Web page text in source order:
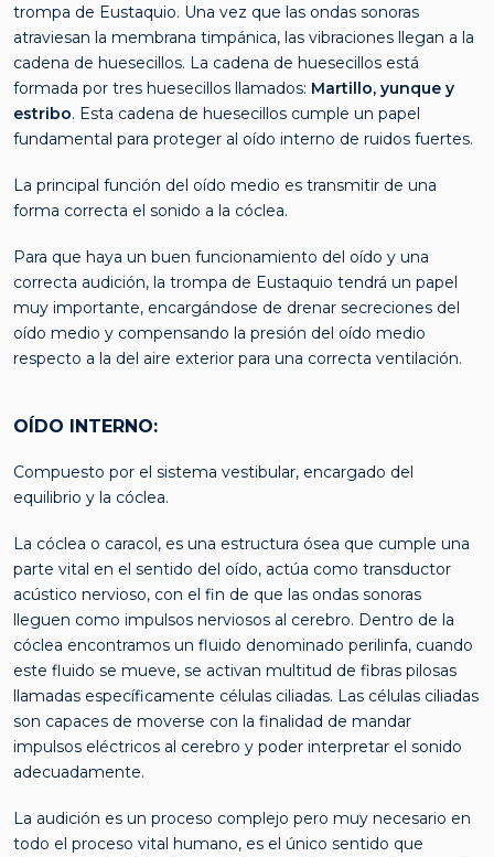
trompa de Eustaquio. Una vez que las ondas sonoras
atraviesan la membrana timpánica, las vibraciones llegan a la
cadena de huesecillos. La cadena de huesecillos está
formada por tres huesecillos llamados: Martillo, yunque y
estribo. Esta cadena de huesecillos cumple un papel
fundamental para proteger al oído interno de ruidos fuertes.
La principal función del oído medio es transmitir de una
forma correcta el sonido a la cóclea.
Para que haya un buen funcionamiento del oído y una
correcta audición, la trompa de Eustaquio tendrá un papel
muy importante, encargándose de drenar secreciones del
oído medio y compensando la presión del oído medio
respecto a la del aire exterior para una correcta ventilación.
OÍDO INTERNO:
Compuesto por el sistema vestibular, encargado del
equilibrio y la cóclea.
La cóclea o caracol, es una estructura ósea que cumple una
parte vital en el sentido del oído, actúa como transductor
acústico nervioso, con el fin de que las ondas sonoras
lleguen como impulsos nerviosos al cerebro. Dentro de la
cóclea encontramos un fluido denominado perilinfa, cuando
este fluido se mueve, se activan multitud de fibras pilosas
llamadas específicamente células ciliadas. Las células ciliadas
son capaces de moverse con la finalidad de mandar
impulsos eléctricos al cerebro y poder interpretar el sonido
adecuadamente.
La audición es un proceso complejo pero muy necesario en
todo el proceso vital humano, es el único sentido que